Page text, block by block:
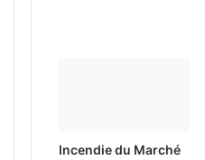
Incendie du Marché